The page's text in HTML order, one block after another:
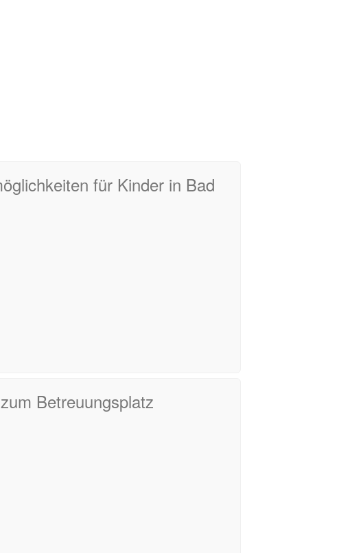
für Kinder in Bad
Betreuungsplatz